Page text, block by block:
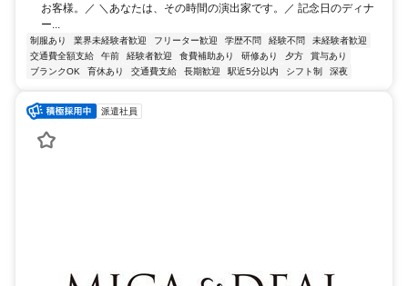
お客様。／ ＼あなたは、その時間の演出家です。／ 記念日のディナ
ー...
制服あり 業界未経験者歓迎 フリーター歓迎 学歴不問 経験不問
未経験者歓迎
交通費全額支給
午前 経験者歓迎 食費補助あり 研修あり 夕方
賞与あり
ブランクOK
育休あり 交通費支給 長期歓迎 駅近5分以内 シフト制 深夜
派遣社員